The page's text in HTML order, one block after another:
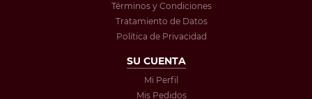
Términos y Condiciones
Tratamiento de Datos
Política de Privacidad
SU CUENTA
Mi Perfil
Mis Pedidos